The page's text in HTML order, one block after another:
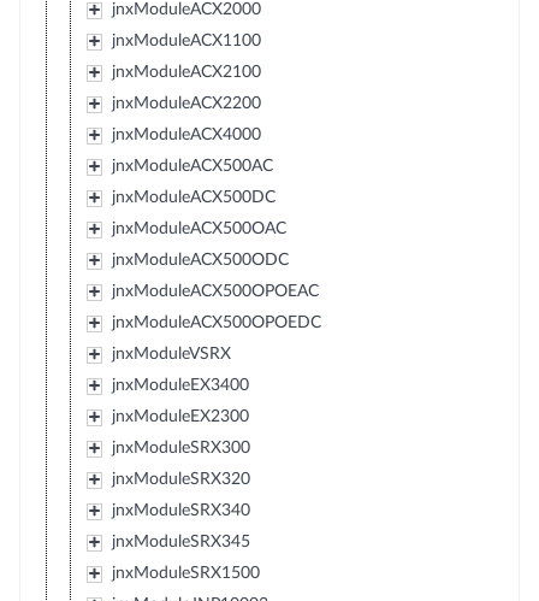
jnxModuleACX2000
jnxModuleACX1100
jnxModuleACX2100
jnxModuleACX2200
jnxModuleACX4000
jnxModuleACX500AC
jnxModuleACX500DC
jnxModuleACX500OAC
jnxModuleACX500ODC
jnxModuleACX500OPOEAC
jnxModuleACX500OPOEDC
jnxModuleVSRX
jnxModuleEX3400
jnxModuleEX2300
jnxModuleSRX300
jnxModuleSRX320
jnxModuleSRX340
jnxModuleSRX345
jnxModuleSRX1500